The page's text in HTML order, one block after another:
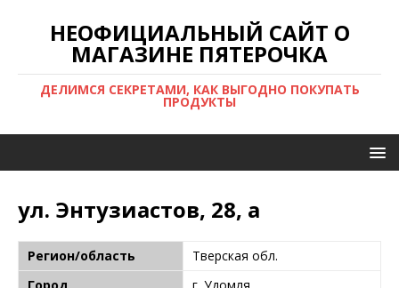
НЕОФИЦИАЛЬНЫЙ САЙТ О
МАГАЗИНЕ ПЯТЕРОЧКА
ДЕЛИМСЯ СЕКРЕТАМИ, КАК ВЫГОДНО ПОКУПАТЬ
ПРОДУКТЫ
ул. Энтузиастов, 28, а
Регион/область
Тверская обл.